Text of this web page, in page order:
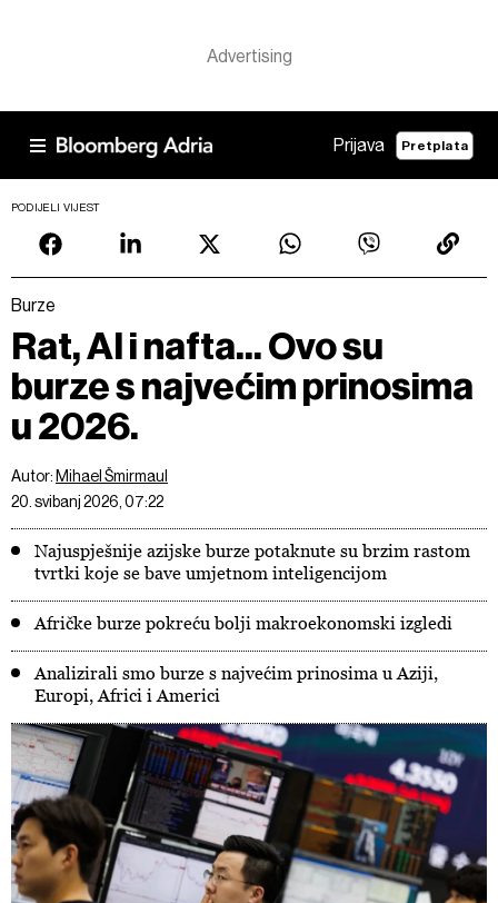
Prijava Pretplata
PODIJELI VIJEST
Burze
Rat, AI i nafta... Ovo su
burze s najvećim prinosima
u 2026.
Autor: Mihael Šmirmaul
20. svibanj 2026, 07:22
Najuspješnije azijske burze potaknute su brzim rastom
tvrtki koje se bave umjetnom inteligencijom
Afričke burze pokreću bolji makroekonomski izgledi
Analizirali smo burze s najvećim prinosima u Aziji,
Europi, Africi i Americi